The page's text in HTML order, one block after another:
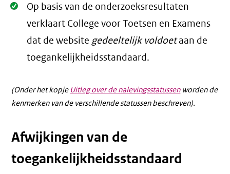
Oké.
Op basis van de onderzoeksresultaten
verklaart College voor Toetsen en Examens
dat de websitegedeeltelijk voldoetaan de
toegankelijkheidsstandaard.
(Onder het kopje Uitleg over de nalevingsstatussenworden de
kenmerken van de verschillende statussen beschreven).
Afwijkingen van de
toegankelijkheidsstandaard